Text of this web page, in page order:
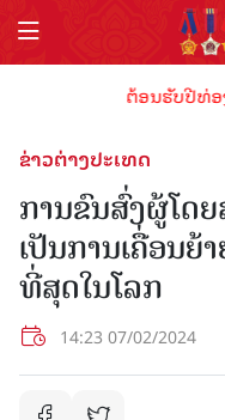
ຕ້ອນຮັບປີທ່ອງ
ຂ່າວຕ່າງປະເທດ
ການຂົນສົ່ງຜູ້ໂດ
ເປັນການເຄື່ອນ
ທີ່ສຸດໃນໂລກ
14:23 07/02/2024